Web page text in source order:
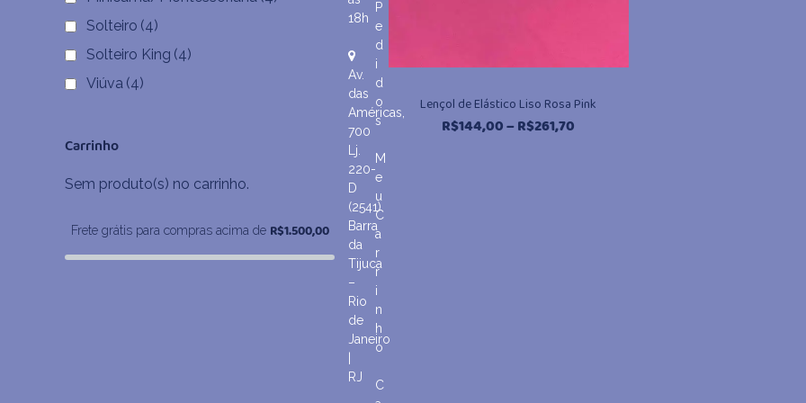
Lençol de Elástico Liso Rosa Pink
R$144,00–R$261,70
Solteiro (4)
Solteiro King (4)
Viúva (4)
Carrinho
Sem produto(s) no carrinho.
Frete grátis para compras acima de R$1.500,00
18h
Av.
das
Américas,
700
Lj.
220-
D
(2541)
Barra
da
Tijuca
–
Rio
de
Janeiro
RJ
P
e
d
i
d
o
s
M
e
u
C
a
r
r
i
n
h
o
C